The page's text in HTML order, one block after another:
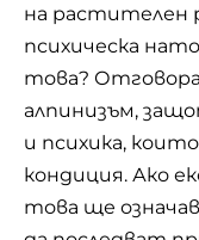
на растителен
психическа
това?
алпинизъм,
и психика,
кондиция. Ако
това ще